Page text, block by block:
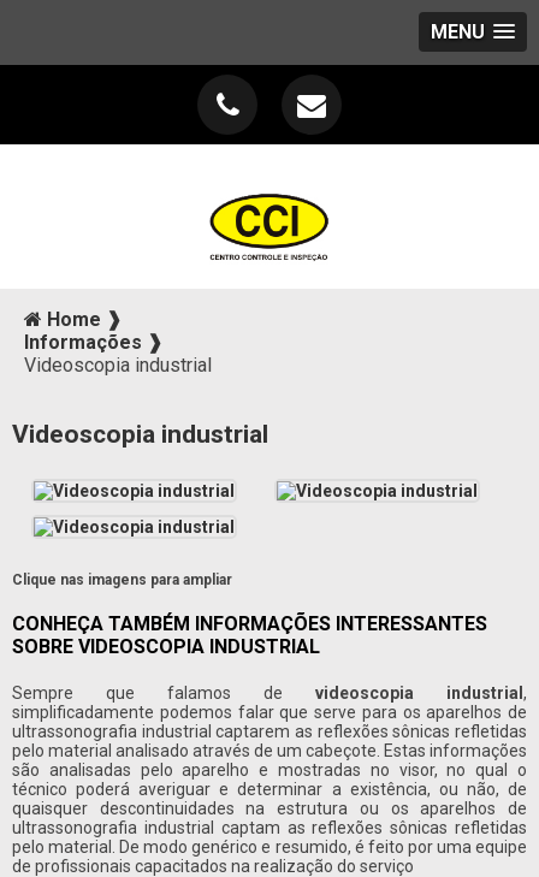
MENU
Home ❱
Informações ❱
Videoscopia industrial
Videoscopia industrial
Clique nas imagens para ampliar
CONHEÇA TAMBÉM INFORMAÇÕES INTERESSANTES
SOBRE VIDEOSCOPIA INDUSTRIAL
Sempre que falamos de videoscopia industrial ,
simplificadamente podemos falar que serve para os aparelhos de
ultrassonografia industrial captarem as reflexões sônicas refletidas
pelo material analisado através de um cabeçote. Estas informações
são analisadas pelo aparelho e mostradas no visor, no qual o
técnico poderá averiguar e determinar a existência, ou não, de
quaisquer descontinuidades na estrutura ou os aparelhos de
ultrassonografia industrial captam as reflexões sônicas refletidas
pelo material. De modo genérico e resumido, é feito por uma equipe
de profissionais capacitados na realização do serviço